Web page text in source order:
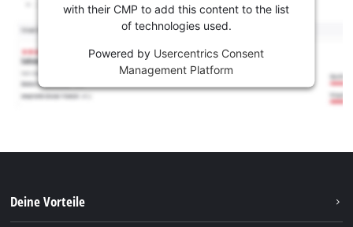
with their CMP to add this content to the list
of technologies used.
Powered by Usercentrics Consent
Management Platform
Deine Vorteile